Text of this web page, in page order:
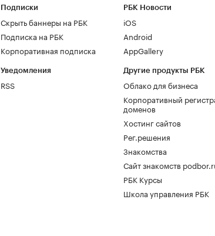
Подписки
Скрыть баннеры на РБК
Подписка на РБК
Корпоративная подписка
Уведомления
RSS
РБК Новости
iOS
Android
AppGallery
Другие продукты РБК
Облако для бизнеса
Корпоративный
доменов
Хостинг сайтов
Рег.решения
Знакомства
Сайт знакомств
РБК Курсы
Школа управления РБК